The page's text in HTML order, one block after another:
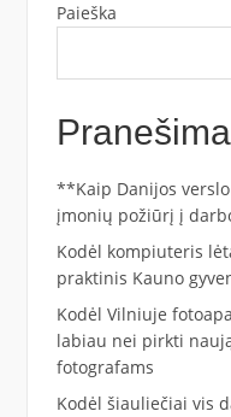
Paieška
**Kaip Danijos
įmonių požiūrį į
Kodėl kompiuteris
praktinis Kauno
Kodėl Vilniuje
labiau nei pirkti
fotografams
Kodėl šiauliečiai vis